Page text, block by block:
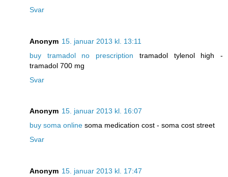
Svar
Anonym 15. januar 2013 kl. 13:11
buy tramadol no prescription tramadol tylenol high -
tramadol 700 mg
Svar
Anonym 15. januar 2013 kl. 16:07
buy soma online soma medication cost - soma cost street
Svar
Anonym 15. januar 2013 kl. 17:47